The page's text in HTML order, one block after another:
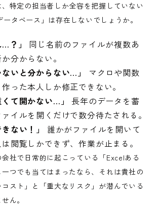
特定の担当者しか全容を把握していない
ータベース」は存在しないでしょうか。
？」
同じ名前のファイルが複数あ
分からない。
ないと分からない…」
マクロや関数
った本人しか修正できない。
くて開かない…」
長年のデータを蓄
イルを開くだけで数分待たされる。
ない！」
誰かがファイルを開いて
閲覧しかできず、作業が止まる。
社で日常的に起こっている「Excelある
つでも当てはまったなら、それは貴社の
スト」と「重大なリスク」が潜んでいる
ん。